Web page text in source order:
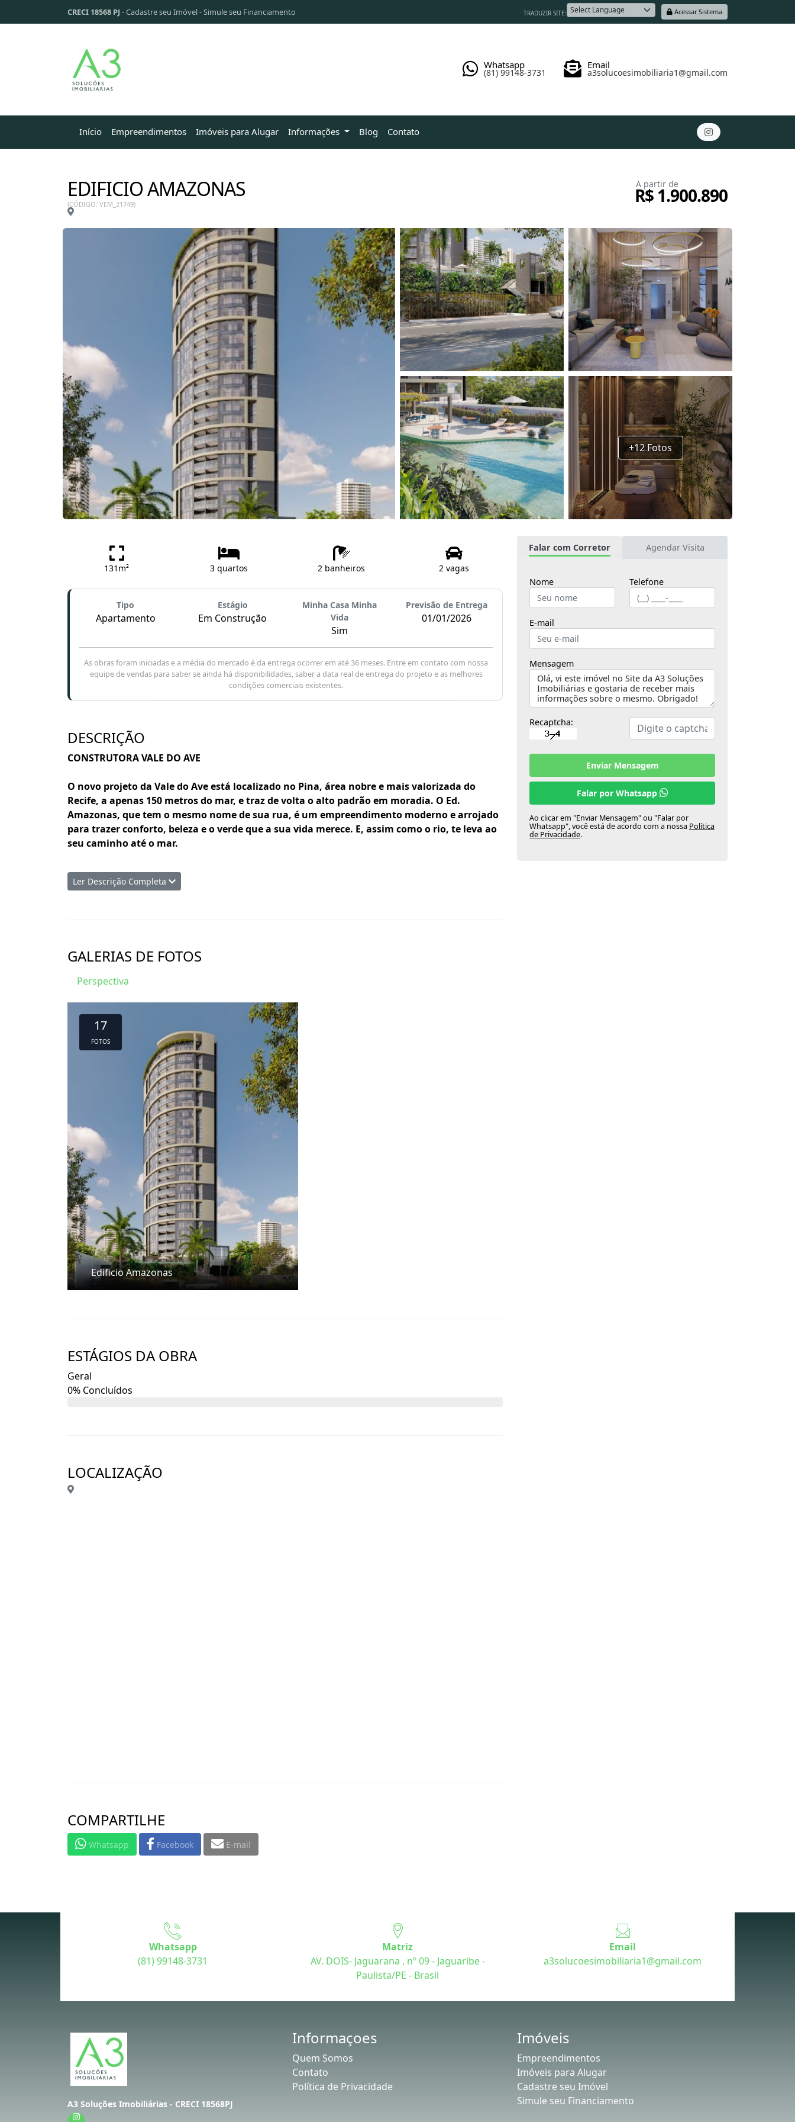
CRECI 18568 PJ -Cadastre seu Imóvel-Simule seu Financiamento Acessar Sistema
TRADUZIR SITE:
Email
a3solucoesimobiliaria1@gmail.com
Whatsapp
(81) 99148-3731
Início Empreendimentos Imóveis para Alugar Informações Blog Contato
EDIFICIO AMAZONAS
(CÓDIGO: VEM_21749)
A partir de
R$ 1.900.890
+12 Fotos
131m² 3 quartos 2 banheiros 2 vagas
Tipo
Apartamento
Estágio
Em Construção
Minha Casa Minha
Vida
Sim
Previsão de Entrega
01/01/2026
As obras foram iniciadas e a média do mercado é da entrega ocorrer em até 36 meses. Entre em contato com nossa
equipe de vendas para saber se ainda há disponibilidades, saber a data real de entrega do projeto e as melhores
condições comerciais existentes.
DESCRIÇÃO
CONSTRUTORA VALE DO AVE
O novo projeto da Vale do Ave está localizado no Pina, área nobre e mais valorizada do
Recife, a apenas 150 metros do mar, e traz de volta o alto padrão em moradia. O Ed.
Amazonas, que tem o mesmo nome de sua rua, é um empreendimento moderno e arrojado
para trazer conforto, beleza e o verde que a sua vida merece. E, assim como o rio, te leva ao
seu caminho até o mar.
3 quartos (3 suítes) ou 4 quartos (2 suítes)
2 por andar
LAZER
-Coworking
-Spa
-Brinquedoteca
-Espaço Gourmet
-Adega
-Estacionamento
-Garagem coberta
-Bicicletário
-Central de gás
-Elevador inteligente
-Guarita
-Interfone
-Wifi nas áreas comuns
-Fechadura digital
-Tomadas USB
-Climatização nos espaços de lazer.
Ler Descrição Completa
GALERIAS DE FOTOS
Perspectiva
Edificio Amazonas
17
FOTOS
ESTÁGIOS DA OBRA
Geral
0% Concluídos
LOCALIZAÇÃO
COMPARTILHE
Whatsapp Facebook E-mail
Falar com Corretor Agendar Visita
Nome Telefone
E-mail
Mensagem
Recaptcha:
Enviar Mensagem
Falar por Whatsapp
Ao clicar em "Enviar Mensagem" ou "Falar por
Whatsapp", você está de acordo com a nossa Política
de Privacidade.
Whatsapp
(81) 99148-3731
Matriz
AV. DOIS- Jaguarana , nº 09 - Jaguaribe -
Paulista/PE - Brasil
Email
a3solucoesimobiliaria1@gmail.com
A3 Soluções Imobiliárias - CRECI 18568PJ
Informaçoes
Quem Somos
Contato
Política de Privacidade
Imóveis
Empreendimentos
Imóveis para Alugar
Cadastre seu Imóvel
Simule seu Financiamento